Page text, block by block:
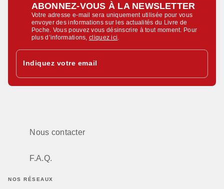
ABONNEZ-VOUS À LA NEWSLETTER
Votre adresse e-mail sera uniquement utilisée pour vous
envoyer des informations sur les actualités du Livre de
Poche. Vous pouvez vous désinscrire à tout moment. Pour
plus d’informations,cliquez ici
Indiquez votre email
Nous contacter
F.A.Q.
NOS RÉSEAUX